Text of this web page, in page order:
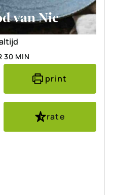
van Nic
30 MINUTEN
MIN
print
rate